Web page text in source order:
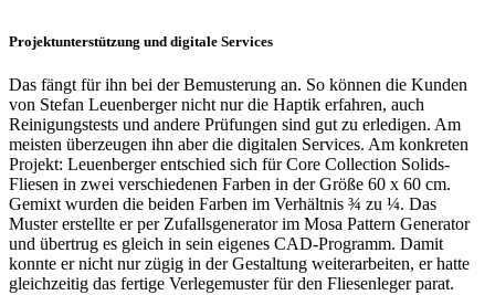
Projektunterstützung und digitale Services
Das fängt für ihn bei der Bemusterung an. So können die Kunden
von Stefan Leuenberger nicht nur die Haptik erfahren, auch
Reinigungstests und andere Prüfungen sind gut zu erledigen. Am
meisten überzeugen ihn aber die digitalen Services. Am konkreten
Projekt: Leuenberger entschied sich für Core Collection Solids-
Fliesen in zwei verschiedenen Farben in der Größe 60 x 60 cm.
Gemixt wurden die beiden Farben im Verhältnis ¾ zu ¼. Das
Muster erstellte er per Zufallsgenerator im Mosa Pattern Generator
und übertrug es gleich in sein eigenes CAD-Programm. Damit
konnte er nicht nur zügig in der Gestaltung weiterarbeiten, er hatte
gleichzeitig das fertige Verlegemuster für den Fliesenleger parat.